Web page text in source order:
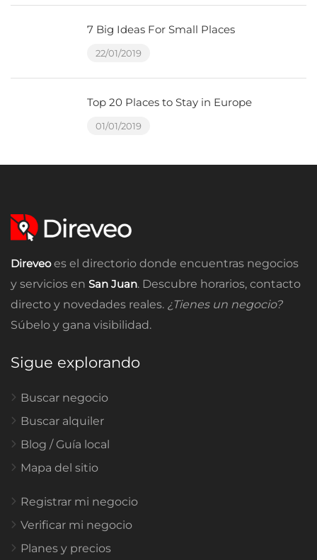
7 Big Ideas For Small Places
22/01/2019
Top 20 Places to Stay in Europe
01/01/2019
Direveoes el directorio donde encuentras negocios
y servicios en San Juan. Descubre horarios, contacto
directo y novedades reales. ¿Tienes un negocio?
Súbelo y gana visibilidad.
Sigue explorando
Buscar negocio
Buscar alquiler
Blog / Guía local
Mapa del sitio
Registrar mi negocio
Verificar mi negocio
Planes y precios